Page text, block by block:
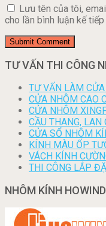
Lưu tên của tôi,
cho lần bình luận kế
TƯ VẤN THI CÔNG
TƯ VẤN LÀM
CỬA NHÔM CAO
CỬA NHÔM
CẦU THANG, LAN
CỬA SỔ NHÔM
KÍNH MÀU ỐP
VÁCH KÍNH
THI CÔNG LẮP
NHÔM KÍNH